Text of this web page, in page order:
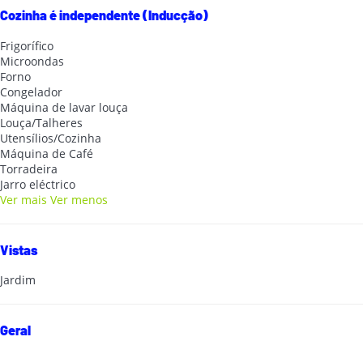
Cozinha é independente (Inducção)
Frigorífico
Microondas
Forno
Congelador
Máquina de lavar louça
Louça/Talheres
Utensílios/Cozinha
Máquina de Café
Torradeira
Jarro eléctrico
Ver mais Ver menos
Vistas
Jardim
Geral